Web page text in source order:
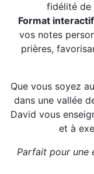
fidélité de
Format interactif
vos notes
prières,
Que vous soyez
dans une vallée
David vous
et à
Parfait pour une